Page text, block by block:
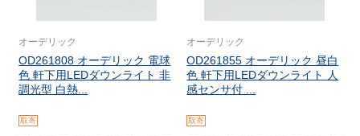
オーデリック
OD261808 オーデリック 電球
色 軒下用LEDダウンライト 非
調光型 白熱...
取寄
オーデリック
OD261855 オーデリック 昼白
色 軒下用LEDダウンライト 人
感センサ付 ...
取寄